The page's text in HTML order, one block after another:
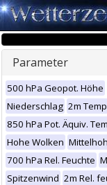
Parameter
500 hPa Geopot. Höhe
Niederschlag 2m Temp
850 hPa Pot. Äquiv.
Hohe Wolken
700 hPa Rel. Feuchte
Spitzenwind 2m Rel.